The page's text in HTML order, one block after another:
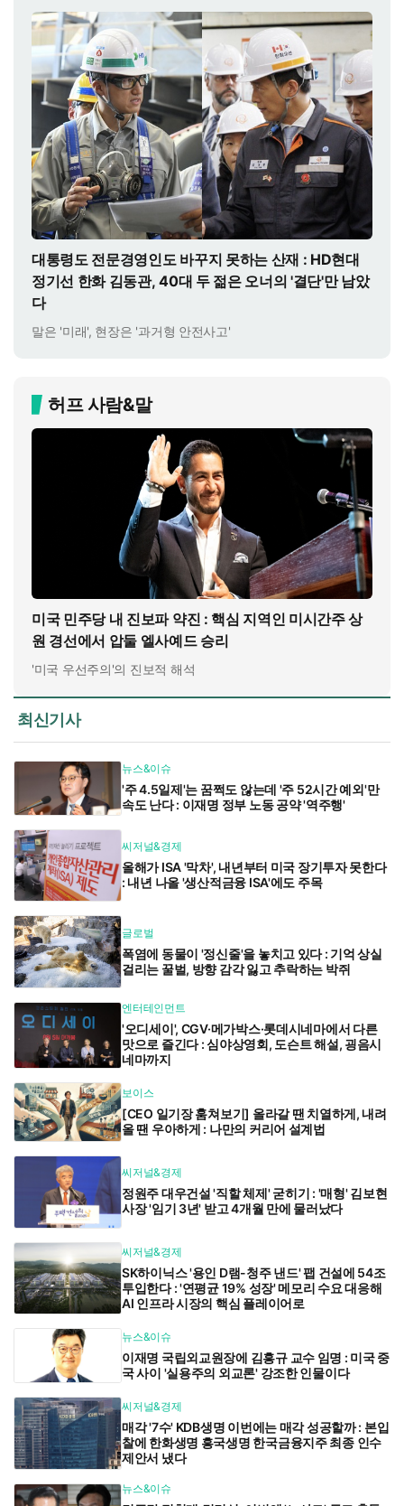
대통령도 전문경영인도 바꾸지 못하는 산재 : HD현대
정기선 한화 김동관, 40대 두 젊은 오너의 '결단'만 남았
다
말은 '미래', 현장은 '과거형 안전사고'
허프 사람&말
미국 민주당 내 진보파 약진 : 핵심 지역인 미시간주 상
원 경선에서 압둘 엘사예드 승리
'미국 우선주의'의 진보적 해석
최신기사
뉴스&이슈
'주 4.5일제'는 꿈쩍도 않는데 '주 52시간 예외'만
속도 난다 : 이재명 정부 노동 공약 '역주행'
씨저널&경제
올해가 ISA '막차', 내년부터 미국 장기투자 못한다
: 내년 나올 '생산적금융 ISA'에도 주목
글로벌
폭염에 동물이 '정신줄'을 놓치고 있다 : 기억 상실
걸리는 꿀벌, 방향 감각 잃고 추락하는 박쥐
엔터테인먼트
'오디세이', CGV·메가박스·롯데시네마에서 다른
맛으로 즐긴다 : 심야상영회, 도슨트 해설, 굉음시
네마까지
보이스
[CEO 일기장 훔쳐보기] 올라갈 땐 치열하게, 내려
올 땐 우아하게 : 나만의 커리어 설계법
씨저널&경제
정원주 대우건설 '직할 체제' 굳히기 : '매형' 김보현
사장 '임기 3년' 받고 4개월 만에 물러났다
씨저널&경제
SK하이닉스 '용인 D램-청주 낸드' 팹 건설에 54조
투입한다 : '연평균 19% 성장' 메모리 수요 대응해
AI 인프라 시장의 핵심 플레이어로
뉴스&이슈
이재명 국립외교원장에 김흥규 교수 임명 : 미국 중
국 사이 '실용주의 외교론' 강조한 인물이다
씨저널&경제
매각 '7수' KDB생명 이번에는 매각 성공할까 : 본입
찰에 한화생명 흥국생명 한국금융지주 최종 인수
제안서 냈다
뉴스&이슈